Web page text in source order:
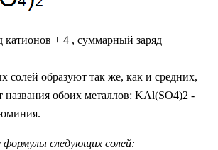
+ 4 , суммарный заряд
солей образуют так же, как и средних,
названия обоих металлов: KAl(SO4)2 -
следующих солей: